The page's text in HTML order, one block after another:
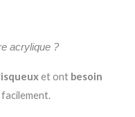
acrylique ?
et ont besoin